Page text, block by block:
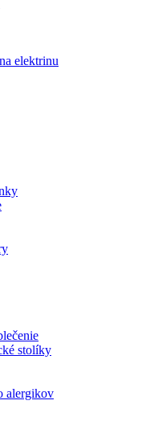
elektrinu
stolíky
alergikov